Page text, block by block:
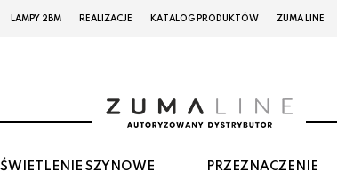
LAMPY 2BM REALIZACJE KATALOG PRODUKTÓW ZUMA LINE
SZYNOWE PRZEZNACZENIE